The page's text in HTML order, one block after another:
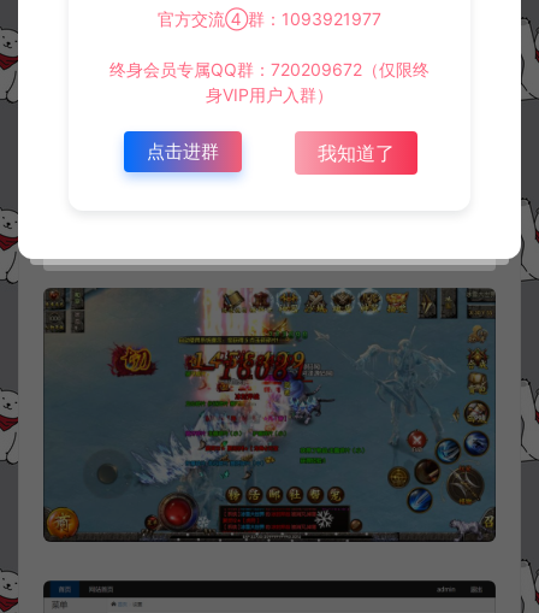
官方交流④群：1093921977
终身会员专属QQ群：720209672（仅限终
身VIP用户入群）
点击进群 我知道了